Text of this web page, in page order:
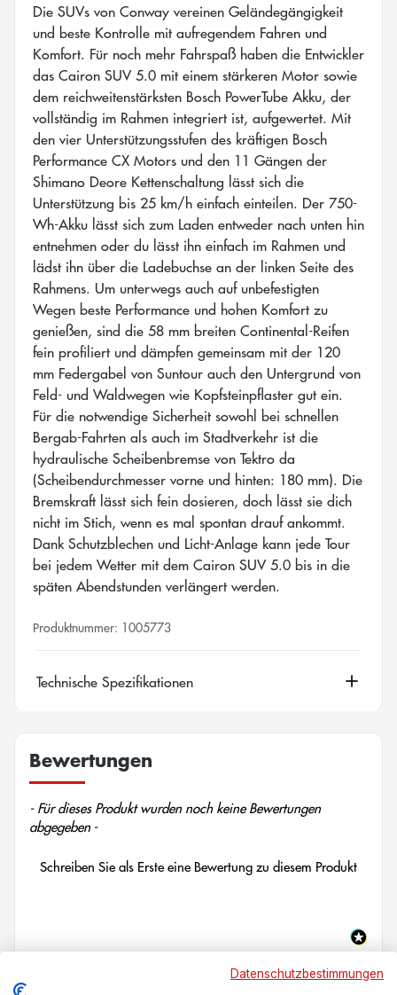
Die SUVs von Conway vereinen Geländegängigkeit
und beste Kontrolle mit aufregendem Fahren und
Komfort. Für noch mehr Fahrspaß haben die Entwickler
das Cairon SUV 5.0 mit einem stärkeren Motor sowie
dem reichweitenstärksten Bosch PowerTube Akku, der
vollständig im Rahmen integriert ist, aufgewertet. Mit
den vier Unterstützungsstufen des kräftigen Bosch
Performance CX Motors und den 11 Gängen der
Shimano Deore Kettenschaltung lässt sich die
Unterstützung bis 25 km/h einfach einteilen. Der 750-
Wh-Akku lässt sich zum Laden entweder nach unten hin
entnehmen oder du lässt ihn einfach im Rahmen und
lädst ihn über die Ladebuchse an der linken Seite des
Rahmens. Um unterwegs auch auf unbefestigten
Wegen beste Performance und hohen Komfort zu
genießen, sind die 58 mm breiten Continental-Reifen
fein profiliert und dämpfen gemeinsam mit der 120
mm Federgabel von Suntour auch den Untergrund von
Feld- und Waldwegen wie Kopfsteinpflaster gut ein.
Für die notwendige Sicherheit sowohl bei schnellen
Bergab-Fahrten als auch im Stadtverkehr ist die
hydraulische Scheibenbremse von Tektro da
(Scheibendurchmesser vorne und hinten: 180 mm). Die
Bremskraft lässt sich fein dosieren, doch lässt sie dich
nicht im Stich, wenn es mal spontan drauf ankommt.
Dank Schutzblechen und Licht-Anlage kann jede Tour
bei jedem Wetter mit dem Cairon SUV 5.0 bis in die
späten Abendstunden verlängert werden.
Produktnummer: 1005773
Technische Spezifikationen
Bewertungen
- Für dieses Produkt wurden noch keine Bewertungen
abgegeben -
Schreiben Sie als Erste eine Bewertung zu diesem Produkt
New content loaded
Datenschutzbestimmungen